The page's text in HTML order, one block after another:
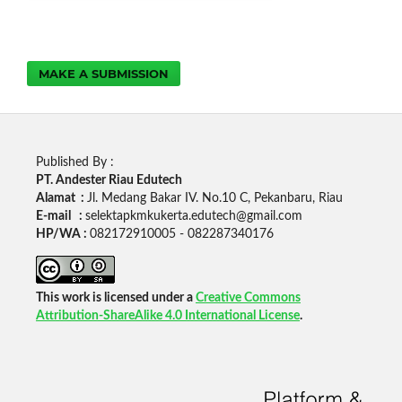
MAKE A SUBMISSION
Published By :
PT. Andester Riau Edutech
Alamat : Jl. Medang Bakar IV. No.10 C, Pekanbaru, Riau
E-mail : selektapkmkukerta.edutech@gmail.com
HP/WA : 082172910005 - 082287340176
This work is licensed under a Creative Commons
Attribution-ShareAlike 4.0 International License.